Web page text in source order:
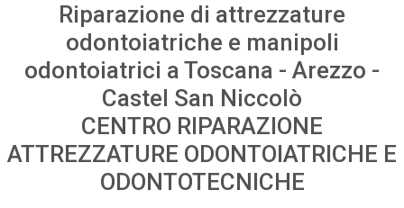
Riparazione di attrezzature
odontoiatriche e manipoli
odontoiatrici a Toscana - Arezzo -
Castel San Niccolò
CENTRO RIPARAZIONE
ATTREZZATURE ODONTOIATRICHE E
ODONTOTECNICHE